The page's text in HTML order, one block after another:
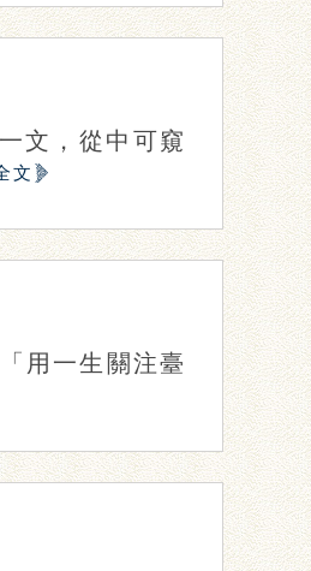
文，從中可窺
文
用一生關注臺